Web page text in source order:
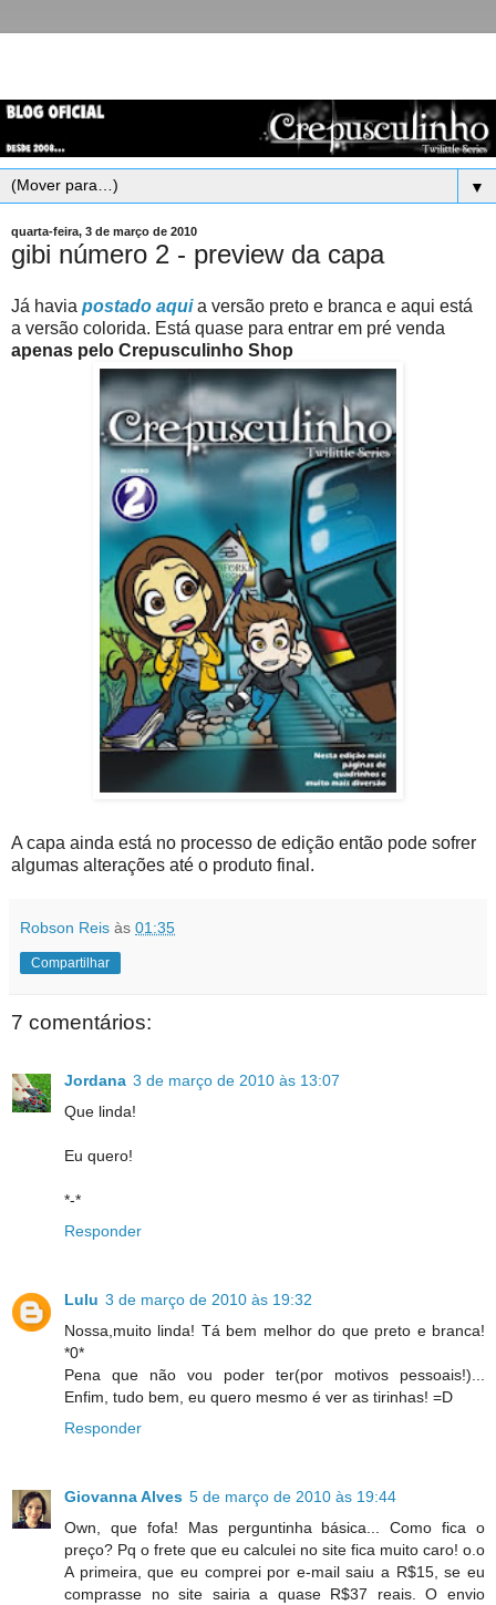
▼
quarta-feira, 3 de março de 2010
gibi número 2 - preview da capa
Já havia postado aquia versão preto e branca e aqui está
a versão colorida. Está quase para entrar em pré venda
apenas pelo Crepusculinho Shop
A capa ainda está no processo de edição então pode sofrer
algumas alterações até o produto final.
Robson Reis às 01:35
Compartilhar
7 comentários:
Jordana 3 de março de 2010 às 13:07
Que linda!
Eu quero!
*-*
Responder
Lulu 3 de março de 2010 às 19:32
Nossa,muito linda! Tá bem melhor do que preto e branca!
*0*
Pena que não vou poder ter(por motivos pessoais!)...
Enfim, tudo bem, eu quero mesmo é ver as tirinhas! =D
Responder
Giovanna Alves 5 de março de 2010 às 19:44
Own, que fofa! Mas perguntinha básica... Como fica o
preço? Pq o frete que eu calculei no site fica muito caro! o.o
A primeira, que eu comprei por e-mail saiu a R$15, se eu
comprasse no site sairia a quase R$37 reais. O envio